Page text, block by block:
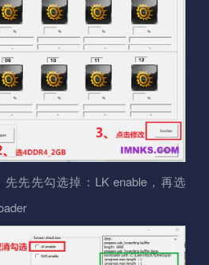
先先勾选掉：LK enable，再选